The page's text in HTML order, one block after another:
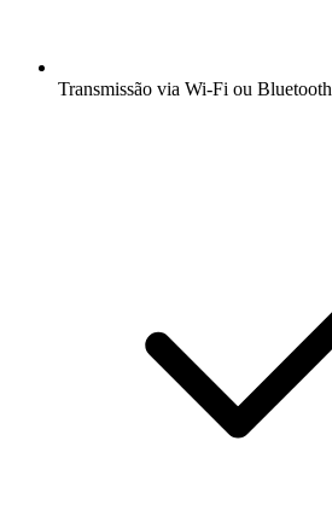
Transmissão via Wi-Fi ou Bluetooth